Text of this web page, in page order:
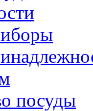
посуды